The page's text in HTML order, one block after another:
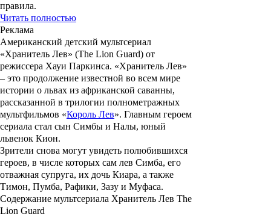
правила.
Читать полностью
Реклама
Американский детский мультсериал
«Хранитель Лев» (The Lion Guard) от
режиссера Хауи Паркинса. «Хранитель Лев»
– это продолжение известной во всем мире
истории о львах из африканской саванны,
рассказанной в трилогии полнометражных
мультфильмов «Король Лев». Главным героем
сериала стал сын Симбы и Налы, юный
львенок Кион.
Зрители снова могут увидеть полюбившихся
героев, в числе которых сам лев Симба, его
отважная супруга, их дочь Киара, а также
Тимон, Пумба, Рафики, Зазу и Муфаса.
Содержание мультсериала Хранитель Лев The
Lion Guard